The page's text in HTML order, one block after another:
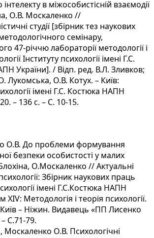
в міжособистісній взаємодії
О.В. Москаленко //
студії [збірник тез наукових
семінару,
47-річчю лабораторії методології і
Інституту психології імені Г.С.
України]. / Відп. ред. В.Л. Зливков;
Лукомська, О.В. Котух. – Київ:
імені Г.С. Костюка НАПН
– 136 с. – С. 10-15.
О.В. До проблеми формування
безпеки особистості у малих
О.Москаленко // Актуальні
Збірник наукових праць
імені Г.С.Костюка НАПН
ХІV: Методологія і теорія психології.
– Ніжин. Видавець «ПП Лисенко
С.71-79.
Москаленко О.В. Психологічні